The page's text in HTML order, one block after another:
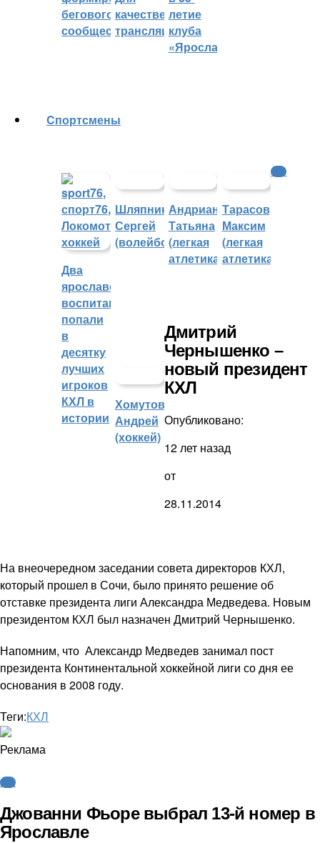
бегового
сообщества
качественных
трансляций
летие
клуба
«Ярославич»
Cпортсмены
Два
ярославских
воспитанника
попали
в
десятку
лучших
игроков
КХЛ в
истории
Шляпников
Сергей
(волейбол)
Андрианова
Татьяна
(легкая
атлетика)
Тарасов
Максим
(легкая
атлетика)
Хомутов
Андрей
(хоккей)
КХЛ
Дмитрий
Чернышенко –
новый президент
КХЛ
Опубликовано:
12 лет назад
от
28.11.2014
На внеочередном заседании совета директоров КХЛ,
который прошел в Сочи, было принято решение об
отставке президента лиги Александра Медведева. Новым
президентом КХЛ был назначен Дмитрий Чернышенко.
Напомним, что Александр Медведев занимал пост
президента Континентальной хоккейной лиги со дня ее
основания в 2008 году.
Теги:КХЛ
Реклама
КХЛ
Джованни Фьоре выбрал 13-й номер в
Ярославле